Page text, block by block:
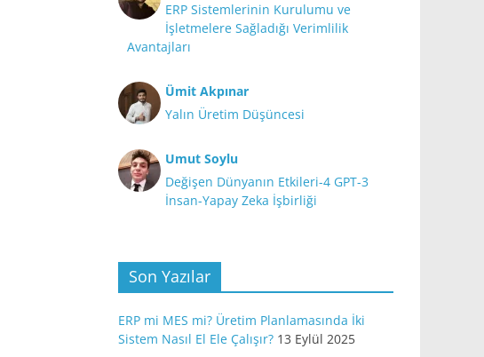
ERP Sistemlerinin Kurulumu ve
İşletmelere Sağladığı Verimlilik
Avantajları
Ümit Akpınar
Yalın Üretim Düşüncesi
Umut Soylu
Değişen Dünyanın Etkileri-4 GPT-3
İnsan-Yapay Zeka İşbirliği
Son Yazılar
ERP mi MES mi? Üretim Planlamasında İki
Sistem Nasıl El Ele Çalışır? 13 Eylül 2025